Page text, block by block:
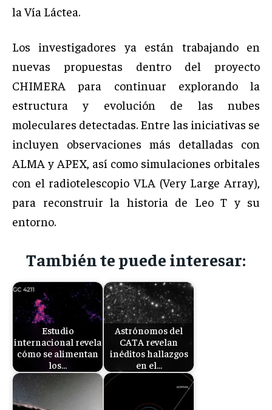
la Vía Láctea.
Los investigadores ya están trabajando en
nuevas propuestas dentro del proyecto
CHIMERA para continuar explorando la
estructura y evolución de las nubes
moleculares detectadas. Entre las iniciativas se
incluyen observaciones más detalladas con
ALMA y APEX, así como simulaciones orbitales
con el radiotelescopio VLA (Very Large Array),
para reconstruir la historia de Leo T y su
entorno.
También te puede interesar:
Estudio
internacional revela
cómo se alimentan
los…
Astrónomos del
CATA revelan
inéditos hallazgos
en el…